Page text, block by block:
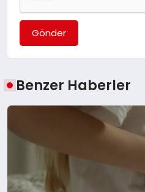
Gönder
Benzer Haberler